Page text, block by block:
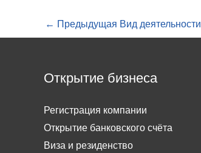
← Предыдущая Вид деятельности
Открытие бизнеса
Регистрация компании
Открытие банковского счёта
Виза и резиденство